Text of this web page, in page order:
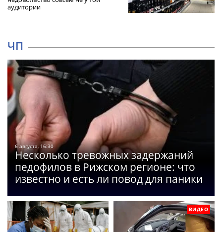
аудитории
ЧП
6 августа, 16:30
Несколько тревожных задержаний
педофилов в Рижском регионе: что
известно и есть ли повод для паники
ВИДЕО